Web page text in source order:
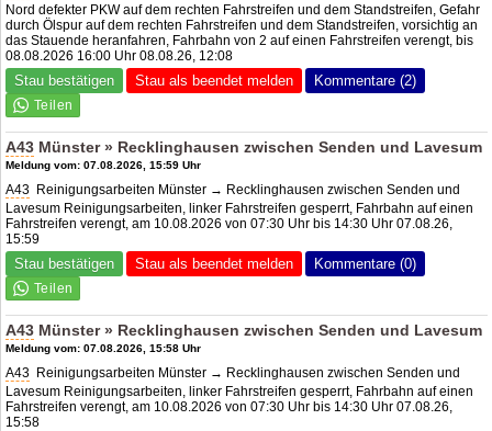
Nord defekter PKW auf dem rechten Fahrstreifen und dem Standstreifen, Gefahr
durch Ölspur auf dem rechten Fahrstreifen und dem Standstreifen, vorsichtig an
das Stauende heranfahren, Fahrbahn von 2 auf einen Fahrstreifen verengt, bis
08.08.2026 16:00 Uhr 08.08.26, 12:08
Stau bestätigen Stau als beendet melden Kommentare (2)
A43 Münster » Recklinghausen zwischen Senden und Lavesum
Meldung vom: 07.08.2026, 15:59 Uhr
A43 Reinigungsarbeiten Münster → Recklinghausen zwischen Senden und
Lavesum Reinigungsarbeiten, linker Fahrstreifen gesperrt, Fahrbahn auf einen
Fahrstreifen verengt, am 10.08.2026 von 07:30 Uhr bis 14:30 Uhr 07.08.26,
15:59
Stau bestätigen Stau als beendet melden Kommentare (0)
A43 Münster » Recklinghausen zwischen Senden und Lavesum
Meldung vom: 07.08.2026, 15:58 Uhr
A43 Reinigungsarbeiten Münster → Recklinghausen zwischen Senden und
Lavesum Reinigungsarbeiten, linker Fahrstreifen gesperrt, Fahrbahn auf einen
Fahrstreifen verengt, am 10.08.2026 von 07:30 Uhr bis 14:30 Uhr 07.08.26,
15:58